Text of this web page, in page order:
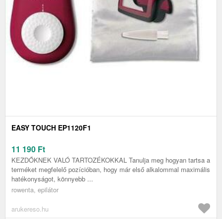
EASY TOUCH EP1120F1
11 190 Ft
KEZDŐKNEK VALÓ TARTOZÉKOKKAL Tanulja meg hogyan tartsa a
terméket megfelelő pozícióban, hogy már első alkalommal maximális
hatékonyságot, könnyebb ...
rowenta, epilátor
arukereso.hu